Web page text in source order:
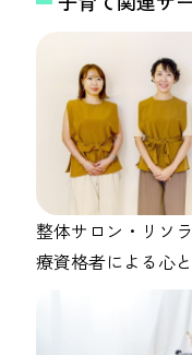
整体サロン・リソ
療資格者による心